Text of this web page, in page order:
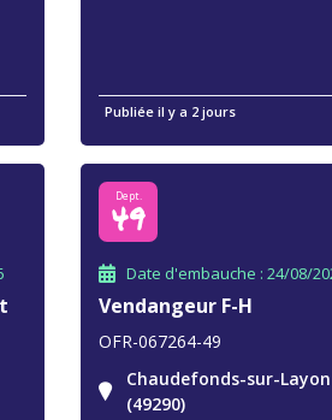
Publiée il y a 2 jours
Dept.
49
Date d'embauche : 24/08/
Vendangeur F-H
OFR-067264-49
Chaudefonds-sur-Layon
(49290)